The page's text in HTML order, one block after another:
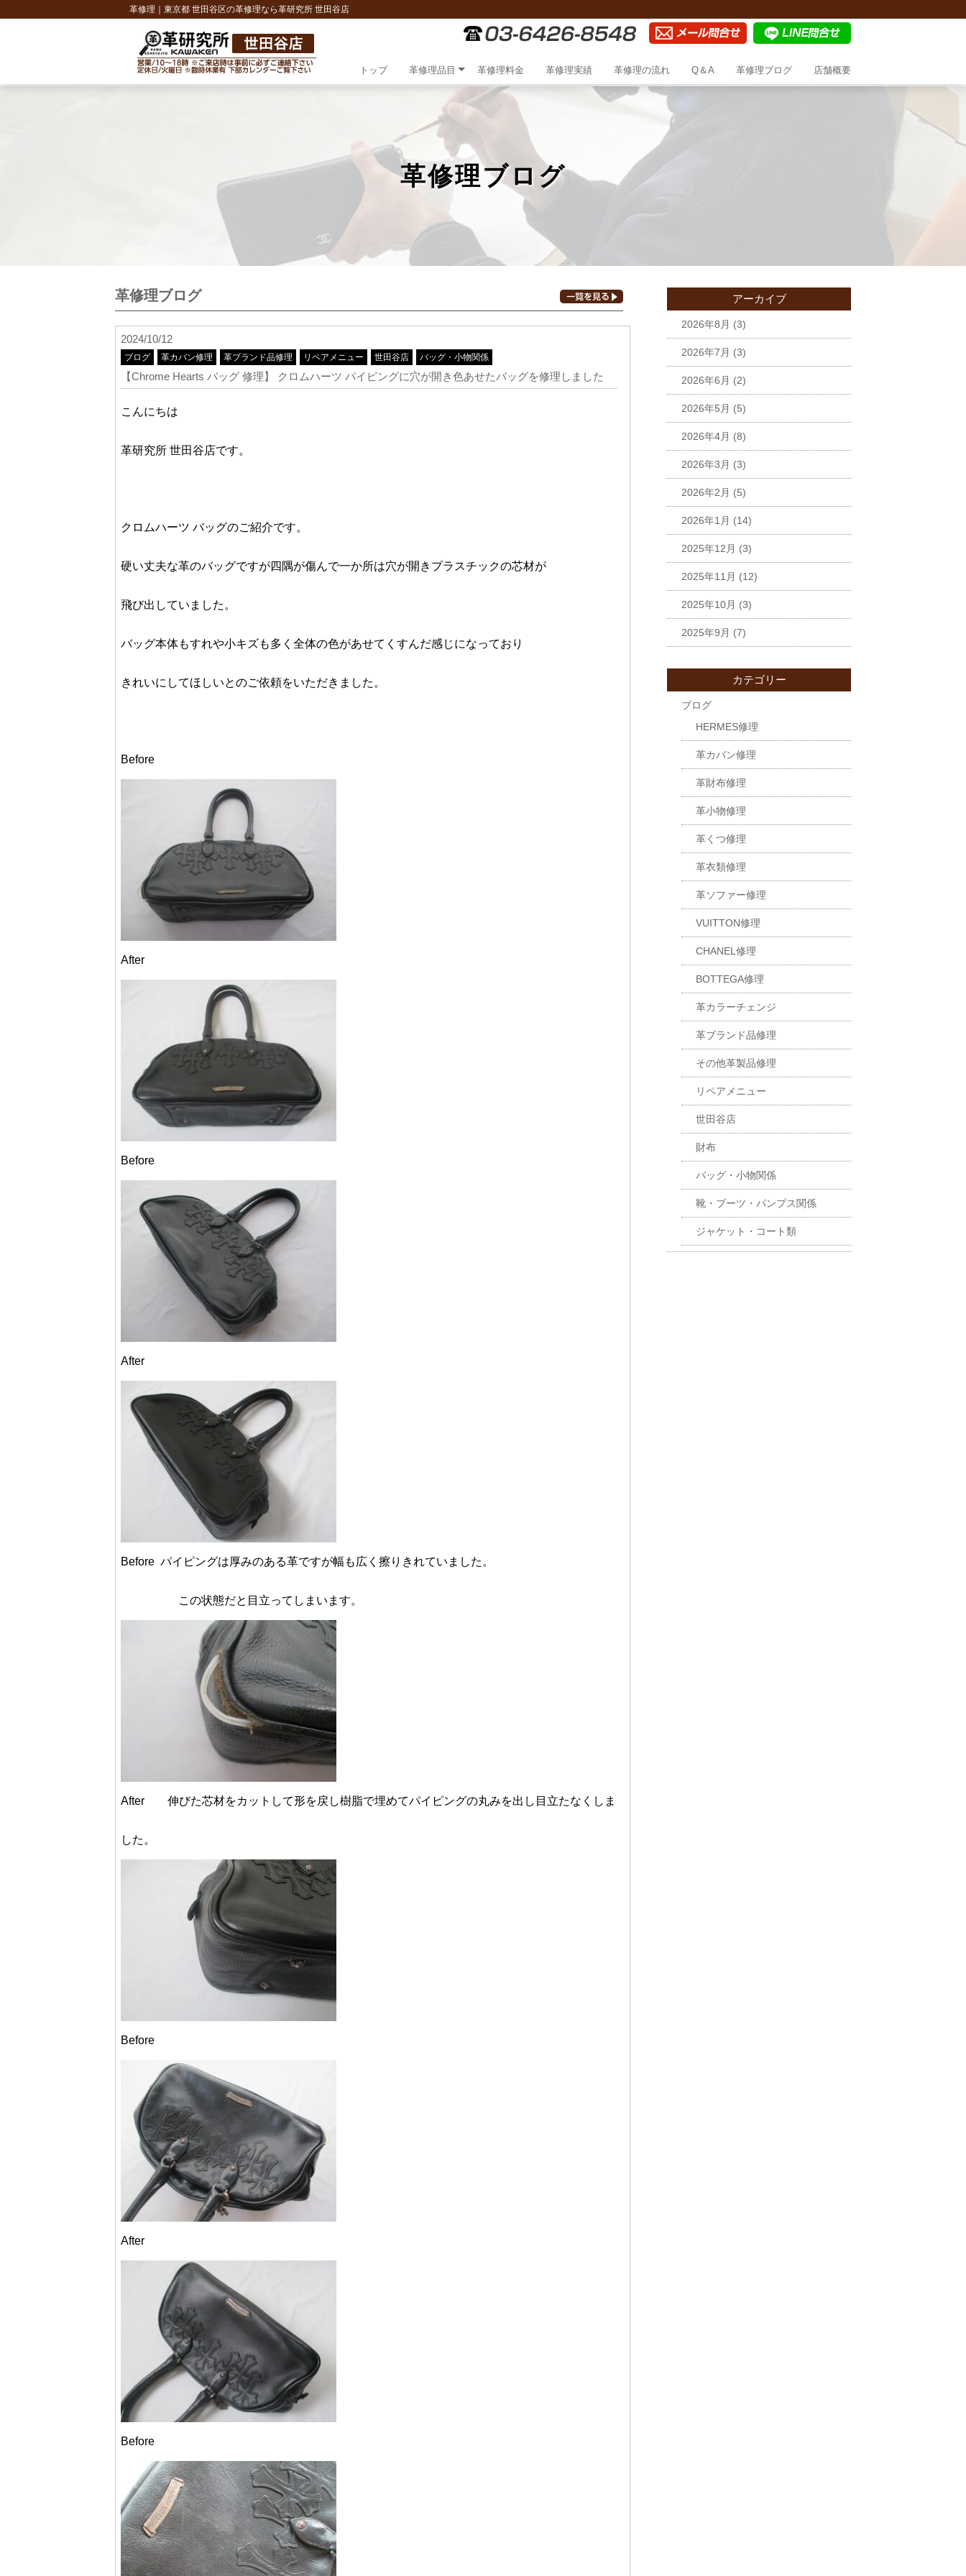
革修理｜東京都 世田谷区の革修理なら革研究所 世田谷店
トップ 革修理品目 革修理料金 革修理実績 革修理の流れ Q＆A 革修理ブログ 店舗概要
革修理ブログ
革修理ブログ
2024/10/12
ブログ 革カバン修理 革ブランド品修理 リペアメニュー 世田谷店 バッグ・小物関係
【Chrome Hearts バッグ 修理】 クロムハーツ パイピングに穴が開き色あせたバッグを修理しました
こんにちは
革研究所 世田谷店です。
クロムハーツ バッグのご紹介です。
硬い丈夫な革のバッグですが四隅が傷んで一か所は穴が開きプラスチックの芯材が
飛び出していました。
バッグ本体もすれや小キズも多く全体の色があせてくすんだ感じになっており
きれいにしてほしいとのご依頼をいただきました。
Before
After
Before
After
Before パイピングは厚みのある革ですが幅も広く擦りきれていました。
この状態だと目立ってしまいます。
After 伸びた芯材をカットして形を戻し樹脂で埋めてパイピングの丸みを出し目立たなくしま
した。
Before
After
Before
アーカイブ
2026年8月 (3)
2026年7月 (3)
2026年6月 (2)
2026年5月 (5)
2026年4月 (8)
2026年3月 (3)
2026年2月 (5)
2026年1月 (14)
2025年12月 (3)
2025年11月 (12)
2025年10月 (3)
2025年9月 (7)
カテゴリー
ブログ
HERMES修理
革カバン修理
革財布修理
革小物修理
革くつ修理
革衣類修理
革ソファー修理
VUITTON修理
CHANEL修理
BOTTEGA修理
革カラーチェンジ
革ブランド品修理
その他革製品修理
リペアメニュー
世田谷店
財布
バッグ・小物関係
靴・ブーツ・パンプス関係
ジャケット・コート類